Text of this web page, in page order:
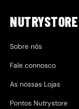
NUTRYSTORE
Sobre nós
Fale connosco
As nossas Lojas
Pontos Nutrystore